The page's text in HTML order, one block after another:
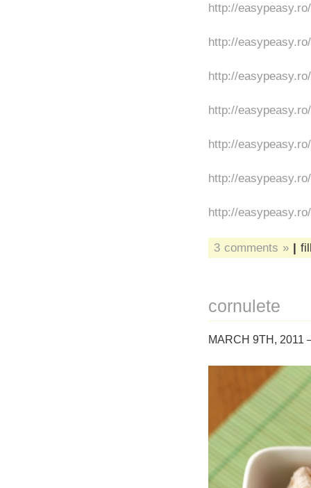
http://
http://
http://
http://
http://
http://
http://
3 comments » |
cornulete
MARCH 9TH, 2011